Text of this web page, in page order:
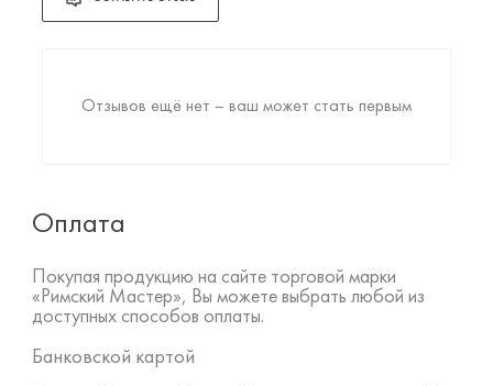
Отзывов ещё нет – ваш может стать первым
Оплата
Покупая продукцию на сайте торговой марки
«Римский Мастер», Вы можете выбрать любой из
доступных способов оплаты.
Банковской картой